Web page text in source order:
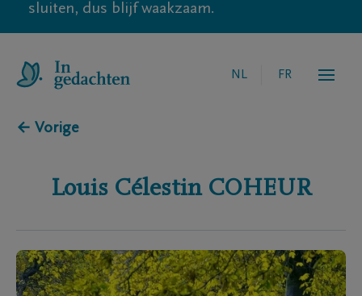
sluiten, dus blijf waakzaam.
NL FR
← Vorige
Louis Célestin COHEUR